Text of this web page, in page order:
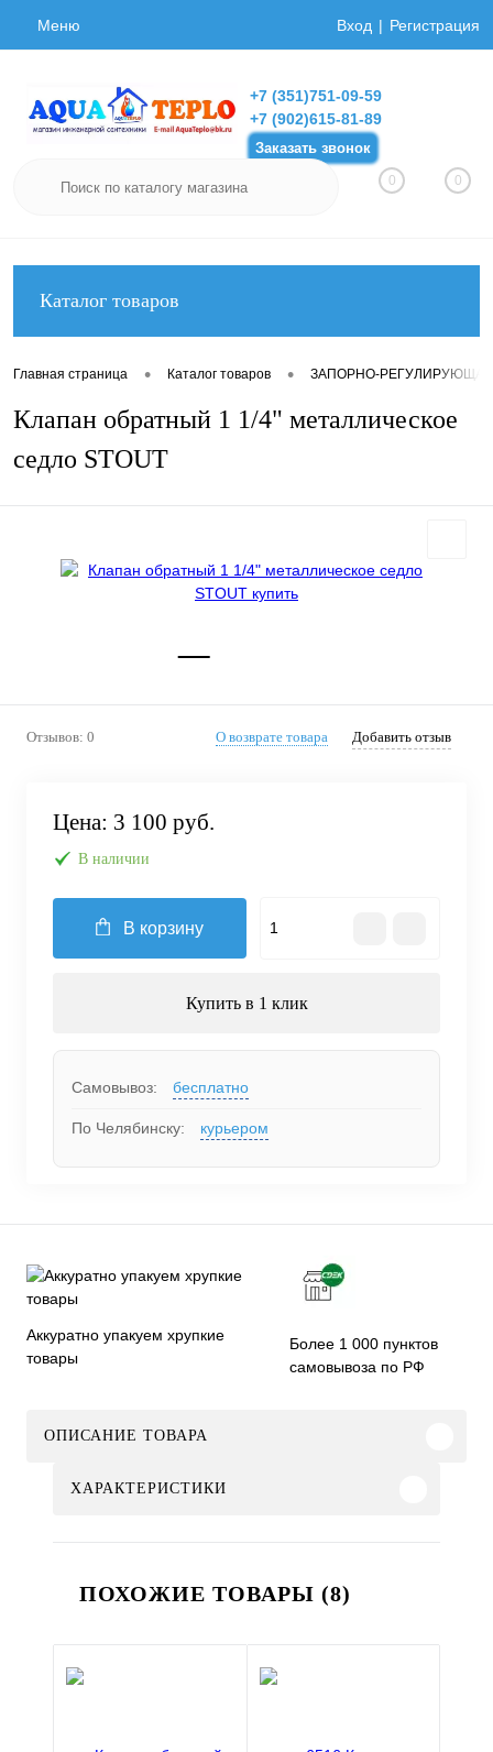
Меню Вход Регистрация
+7 (351)751-09-59
+7 (902)615-81-89
Заказать звонок
0 0
Каталог товаров
Главная страница • Каталог товаров • ЗАПОРНО-
Клапан обратный 1 1/4" металлическое
седло STOUT
Отзывов: 0 О возврате товара Добавить отзыв
Цена: 3 100 руб.
В наличии
В корзину
Купить в 1 клик
Самовывоз: бесплатно
По Челябинску: курьером
Аккуратно упакуем хрупкие
товары
Более 1 000 пунктов
самовывоза по РФ
ОПИСАНИЕ ТОВАРА
ХАРАКТЕРИСТИКИ
ПОХОЖИЕ ТОВАРЫ (8)